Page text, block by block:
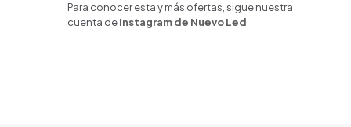
Para conocer esta y más ofertas, sigue nuestra
cuenta deInstagram de Nuevo Led